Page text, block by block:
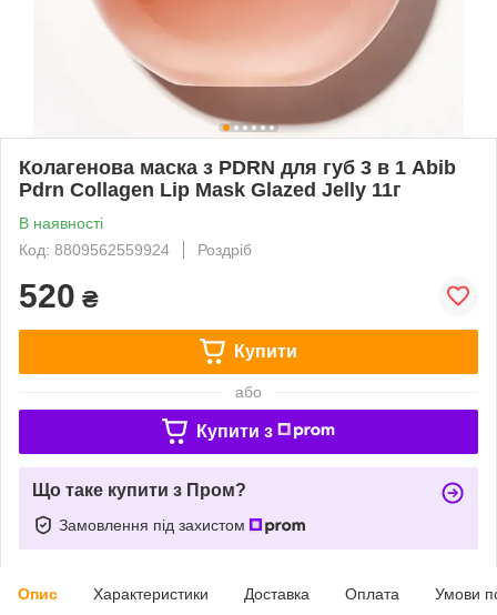
Колагенова маска з PDRN для губ 3 в 1 Abib
Pdrn Collagen Lip Mask Glazed Jelly 11г
В наявності
Код: 8809562559924
Роздріб
520 ₴
Купити
або
Купити з
Що таке купити з Пром?
Замовлення під захистом
Опис Характеристики Доставка Оплата Умови